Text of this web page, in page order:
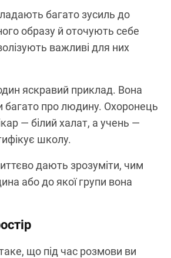
багато зусиль до
образу й оточують себе
важливі для них
яскравий приклад. Вона
багато про людину. Охоронець
— білий халат, а учень —
школу.
дають зрозуміти, чим
або до якої групи вона
що під час розмови ви